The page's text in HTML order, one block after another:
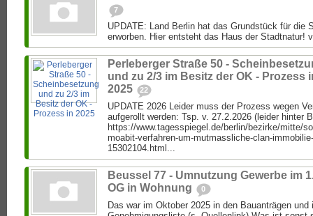
7
UPDATE: Land Berlin hat das Grundstück für die
erworben. Hier entsteht das Haus der Stadtnatur!
Perleberger Straße 50 -
und zu 2/3 im Besitz der OK - Prozess
2025
22
UPDATE 2026 Leider muss der Prozess wegen
aufgerollt werden: Tsp. v. 27.2.2026 (leider hinter
https://www.tagesspiegel.de/berlin/bezirke/mitte/
moabit-verfahren-um-mutmassliche-clan-
15302104.html...
Beussel 77 - Umnutzung Gewerbe im
OG in Wohnung
0
Das war im Oktober 2025 in den Bauanträgen